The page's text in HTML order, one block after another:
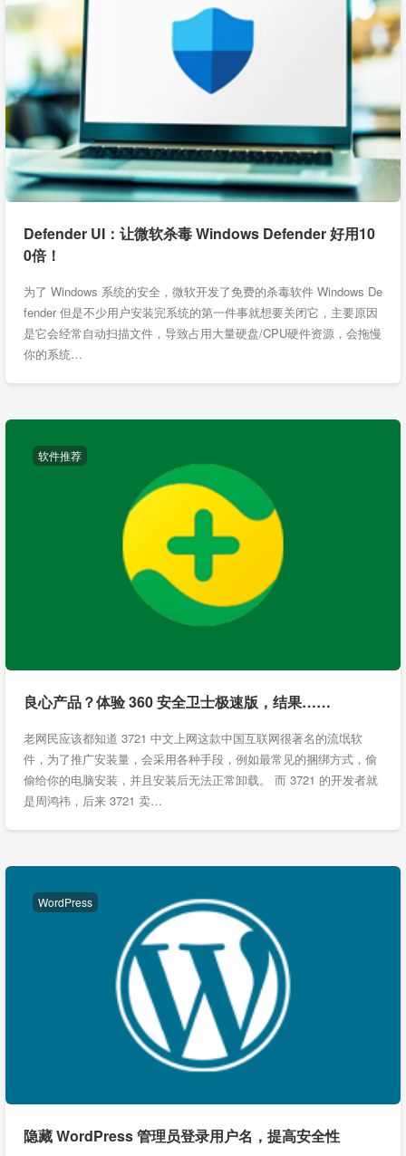
Defender UI：让微软杀毒 Windows Defender 好用10
0倍！
为了 Windows 系统的安全，微软开发了免费的杀毒软件 Windows De
fender 但是不少用户安装完系统的第一件事就想要关闭它，主要原因
是它会经常自动扫描文件，导致占用大量硬盘/CPU硬件资源，会拖慢
你的系统…
软件推荐
良心产品？体验 360 安全卫士极速版，结果……
老网民应该都知道 3721 中文上网这款中国互联网很著名的流氓软
件，为了推广安装量，会采用各种手段，例如最常见的捆绑方式，偷
偷给你的电脑安装，并且安装后无法正常卸载。 而 3721 的开发者就
是周鸿祎，后来 3721 卖…
WordPress
隐藏 WordPress 管理员登录用户名，提高安全性